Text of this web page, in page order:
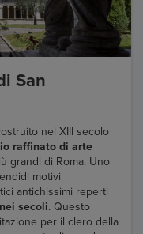
San
nel XIII secolo
raffinato di arte
grandi di Roma. Uno
motivi
antichissimi reperti
secoli. Questo
per il clero della